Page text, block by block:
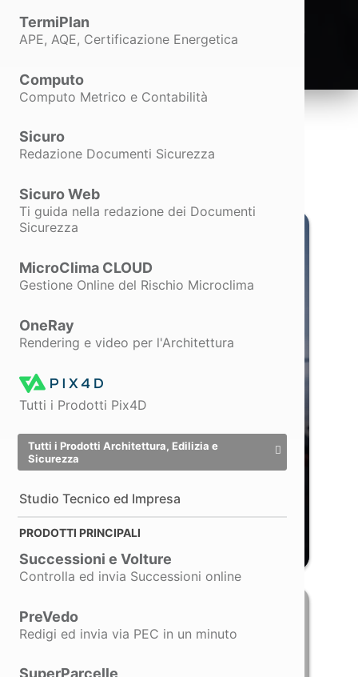
TermiPlan
APE, AQE, Certificazione Energetica
Computo
Computo Metrico e Contabilità
Sicuro
Redazione Documenti Sicurezza
Sicuro Web
Ti guida nella redazione dei Documenti
Sicurezza
MicroClima CLOUD
Gestione Online del Rischio Microclima
OneRay
Rendering e video per l'Architettura
Tutti i Prodotti Pix4D
Tutti i Prodotti Architettura, Edilizia e
Sicurezza
Studio Tecnico ed Impresa
PRODOTTI PRINCIPALI
Successioni e Volture
Controlla ed invia Successioni online
PreVedo
Redigi ed invia via PEC in un minuto
La Soluzione
Rileva
Drone DJI Matrice 4Tcon
ottico, sensore wide e RTK integrato
per rilievi aerei e ispezioni industriali
di precisione